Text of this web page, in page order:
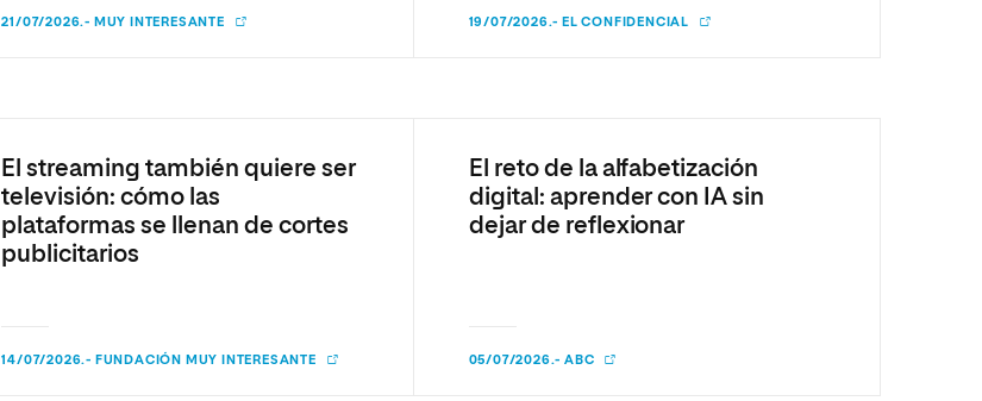
21/07/2026.- MUY INTERESANTE 19/07/2026.- EL CONFIDENCIAL
El streaming también quiere ser
televisión: cómo las
plataformas se llenan de cortes
publicitarios
14/07/2026.- FUNDACIÓN MUY INTERESANTE
El reto de la alfabetización
digital: aprender con IA sin
dejar de reflexionar
05/07/2026.- ABC